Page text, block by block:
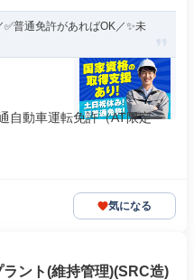
普通免許があればOK／✨未
自動車運転免許（AT限定
気になる
ント(維持管理)(SRC造)